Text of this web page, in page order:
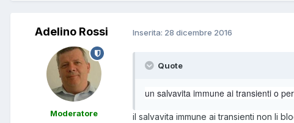
Adelino Rossi
Moderatore
Inserita: 28 dicembre 2016
Quote
un salvavita immune ai transienti o
il salvavita immune ai transienti non li